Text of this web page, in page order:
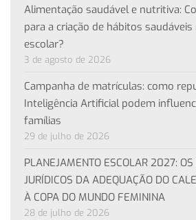
Alimentação saudável e nutritiva:
para a criação de hábitos
escolar?
3 de agosto de 2026
Campanha de matrículas: como
Inteligência Artificial podem
famílias
29 de julho de 2026
PLANEJAMENTO ESCOLAR 2027: OS
JURÍDICOS DA ADEQUAÇÃO DO
À COPA DO MUNDO FEMININA
28 de julho de 2026